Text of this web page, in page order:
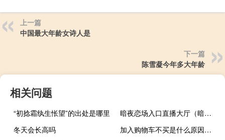
上一篇
中国最大年龄女诗人是
下一篇
陈雪凝今年多大年龄
相关问题
“初捻霜纨生怅望”的出处是哪里
暗夜恋场入口直播大厅（暗夜恋场2站入口）
冬天会长高吗
加入购物车不买是什么原因（加入购物车）